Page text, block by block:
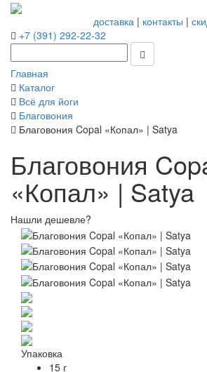
доставка| контакты |
+7 (391) 292-22-32
Главная
Каталог
Всё для йоги
Благовония
Благовония Copal «Копал» | Satya
Благовония
«Копал» | Satya
Нашли дешевле?
Упаковка
15 г